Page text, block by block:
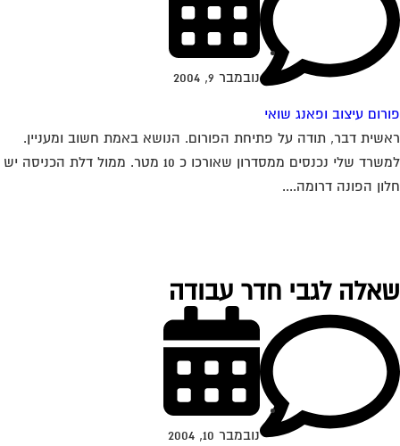
עיצוב ופאנג שואי
נובמבר 9, 2004
דבר, תודה על פתיחת הפורום. הנושא באמת חשוב ומעניין.
למשרד שלי נכנסים ממסדרון שאורכו כ 10 מטר. ממול דלת הכניסה יש
הפונה דרומה....
לגבי חדר עבודה
נובמבר 10, 2004